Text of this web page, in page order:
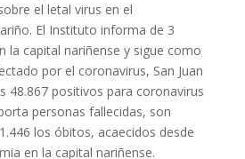
el letal virus en el
El Instituto informa de 3
la capital nariñense y sigue como
por el coronavirus, San Juan
48.867 positivos para coronavirus
personas fallecidas, son
los óbitos, acaecidos desde
en la capital nariñense.